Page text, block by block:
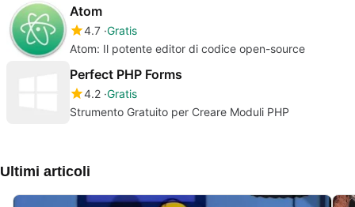
Atom
4.7 Gratis
Atom: Il potente editor di codice open-source
Perfect PHP Forms
4.2 Gratis
Strumento Gratuito per Creare Moduli PHP
Ultimi articoli